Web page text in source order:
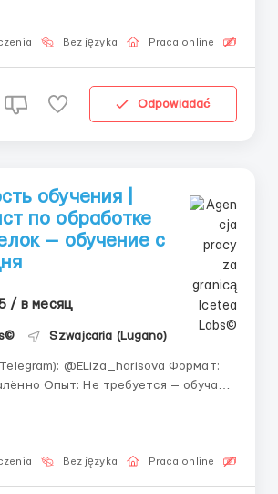
в Telegram: @ELiza_harisova
финансовую инфраструктуру
Bez języka Praca online
Odpowiadać
обучения |
по обработке
— обучение с
/ в месяц
Szwajcaria (Lugano)
@ELiza_harisova Формат:
— обучаем
выше опыта. Если Вы готовы
своё развитие — мы ...
Bez języka Praca online